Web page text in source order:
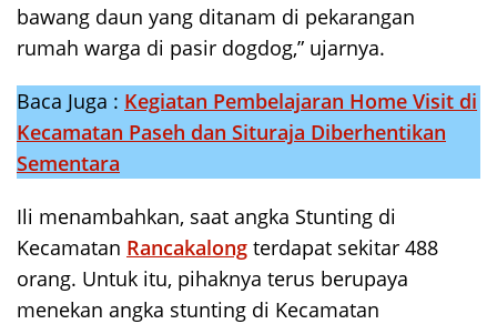
bawang daun yang ditanam di pekarangan
rumah warga di pasir dogdog,” ujarnya.
Baca Juga : Kegiatan Pembelajaran Home Visit di
Kecamatan Paseh dan Situraja Diberhentikan
Sementara
Ili menambahkan, saat angka Stunting di
Kecamatan Rancakalong terdapat sekitar 488
orang. Untuk itu, pihaknya terus berupaya
menekan angka stunting di Kecamatan